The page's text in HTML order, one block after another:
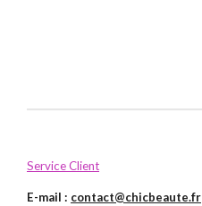
Service Client
E-mail : contact@chicbeaute.fr